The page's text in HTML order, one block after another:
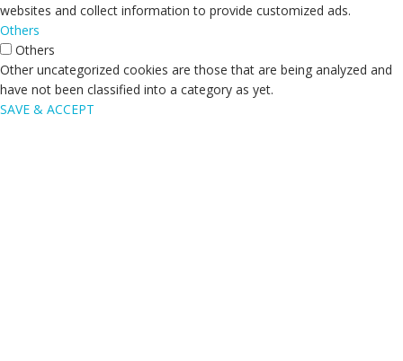
websites and collect information to provide customized ads.
Others
Others
Other uncategorized cookies are those that are being analyzed and
have not been classified into a category as yet.
SAVE & ACCEPT